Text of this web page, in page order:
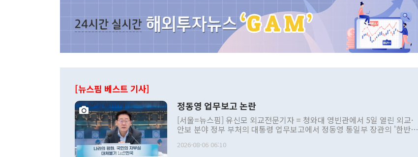
[뉴스핌 베스트 기사]
정동영 업무보고 논란
[서울=뉴스핌] 유신모 외교전문기자 = 청와대 영빈관에서 5일 열린 외교·
안보 분야 정부 부처의 대통령 업무보고에서 정동영 통일부 장관의 '한반도
발언 중에는 정부 내 조율을 거치지 않은 사안을 정책으로 추진하겠다고 공
2026-08-06 06:10